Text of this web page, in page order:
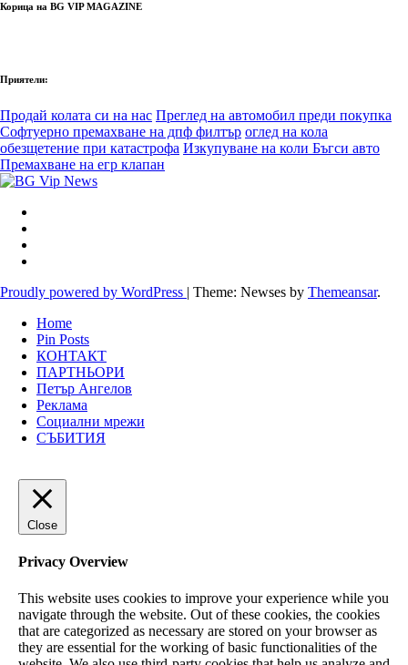
Корица на BG VIP MAGAZINE
Приятели:
Продай колата си на нас Преглед на автомобил преди покупка
Софтуерно премахване на дпф филтър оглед на кола
обезщетение при катастрофа Изкупуване на коли Бъгси авто
Премахване на егр клапан
Proudly powered by WordPress | Theme: Newses by Themeansar.
Home
Pin Posts
КОНТАКТ
ПАРТНЬОРИ
Петър Ангелов
Реклама
Социални мрежи
СЪБИТИЯ
Close
Privacy Overview
This website uses cookies to improve your experience while you
navigate through the website. Out of these cookies, the cookies
that are categorized as necessary are stored on your browser as
they are essential for the working of basic functionalities of the